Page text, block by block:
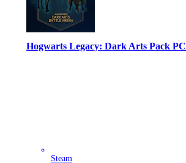
Hogwarts Legacy: Dark Arts Pack PC
Steam